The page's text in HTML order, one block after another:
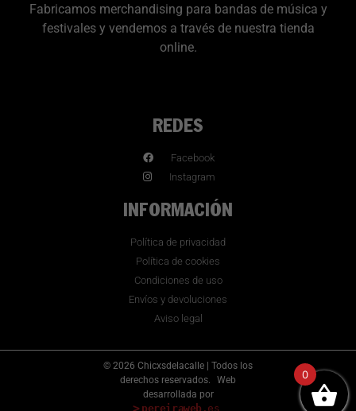
Fabricamos merchandising para bandas de música y
festivales y vendemos a través de nuestra tienda
online.
REDES
Facebook
Instagram
INFORMACIÓN
Política de privacidad
Política de cookies
Condiciones de uso
Envíos y devoluciones
Aviso legal
© 2026 Chicxsdelacalle | Todos los
derechos reservados.
Web
desarrollada por
pereiraweb .es
0